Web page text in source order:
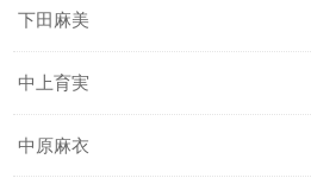
下田麻美
中上育実
中原麻衣